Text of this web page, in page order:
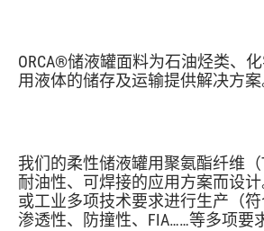
ORCA®储液罐面料为石油烃类、
用液体的储存及运输提供解决方案
我们的柔性储液罐用聚氨酯纤维（
耐油性、可焊接的应用方案而设
或工业多项技术要求进行生产（符
渗透性、防撞性、FIA……等多项要